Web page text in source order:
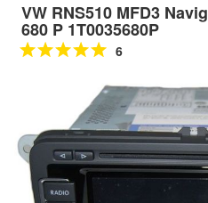
VW RNS510 MFD3
680 P 1T0035680P
6